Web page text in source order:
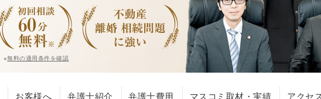
※無料の適用条件を確認
お客様へ 弁護士紹介 弁護士費用 マスコミ取材・実績 アクセ